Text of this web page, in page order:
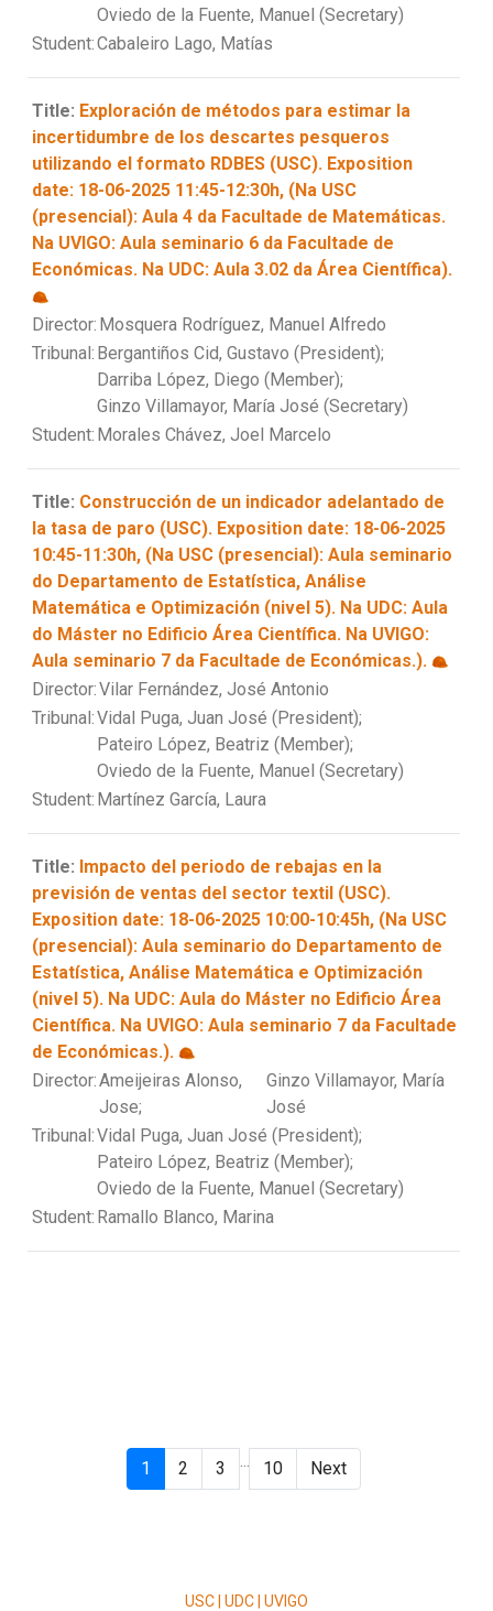
Oviedo de la Fuente, Manuel (Secretary)
Student:Cabaleiro Lago, Matías
Title: Exploración de métodos para estimar la
incertidumbre de los descartes pesqueros
utilizando el formato RDBES (USC). Exposition
date: 18-06-2025 11:45-12:30h, (Na USC
(presencial): Aula 4 da Facultade de Matemáticas.
Na UVIGO: Aula seminario 6 da Facultade de
Económicas. Na UDC: Aula 3.02 da Área Científica).
Director: Mosquera Rodríguez, Manuel Alfredo
Tribunal: Bergantiños Cid, Gustavo (President);
Darriba López, Diego (Member);
Ginzo Villamayor, María José (Secretary)
Student: Morales Chávez, Joel Marcelo
Title: Construcción de un indicador adelantado de
la tasa de paro (USC). Exposition date: 18-06-2025
10:45-11:30h, (Na USC (presencial): Aula seminario
do Departamento de Estatística, Análise
Matemática e Optimización (nivel 5). Na UDC: Aula
do Máster no Edificio Área Científica. Na UVIGO:
Aula seminario 7 da Facultade de Económicas.).
Director:Vilar Fernández, José Antonio
Tribunal:Vidal Puga, Juan José (President);
Pateiro López, Beatriz (Member);
Oviedo de la Fuente, Manuel (Secretary)
Student: Martínez García, Laura
Title: Impacto del periodo de rebajas en la
previsión de ventas del sector textil (USC).
Exposition date: 18-06-2025 10:00-10:45h, (Na USC
(presencial): Aula seminario do Departamento de
Estatística, Análise Matemática e Optimización
(nivel 5). Na UDC: Aula do Máster no Edificio Área
Científica. Na UVIGO: Aula seminario 7 da Facultade
de Económicas.).
Director:Ameijeiras Alonso,
Jose;
Ginzo Villamayor, María
José
Tribunal:Vidal Puga, Juan José (President);
Pateiro López, Beatriz (Member);
Oviedo de la Fuente, Manuel (Secretary)
Student: Ramallo Blanco, Marina
1 2 3 ... 10 Next
USC | UDC | UVIGO